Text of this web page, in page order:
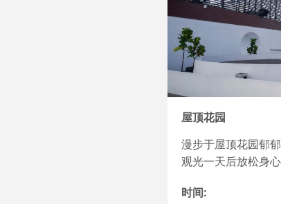
屋顶花园
漫步于屋顶花园郁
观光一天后放松身
时间: